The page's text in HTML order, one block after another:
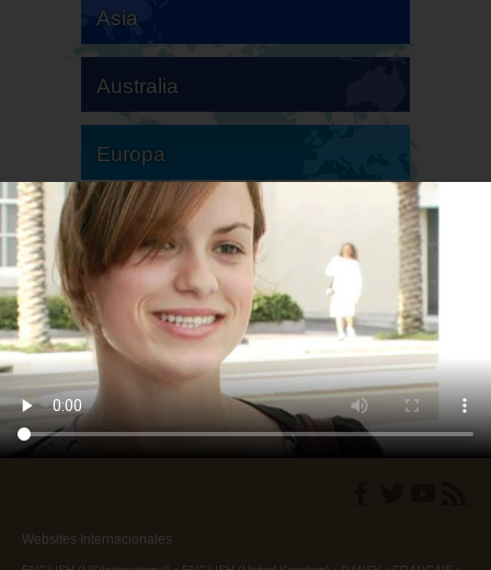
Asia
Australia
Europa
Sudamérica
Norteamérica
Websites Internacionales